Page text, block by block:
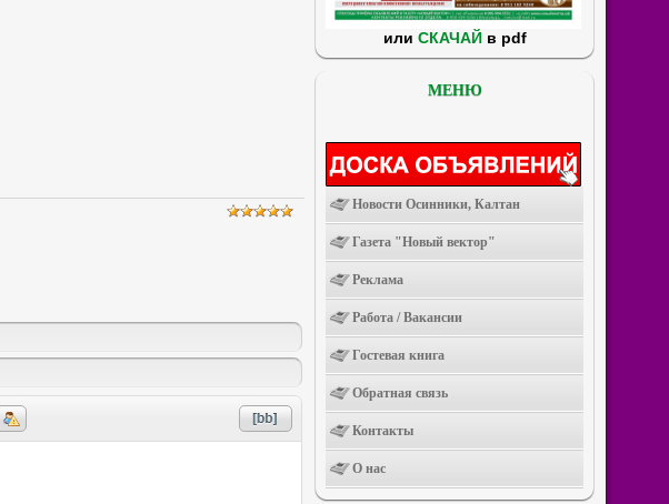
или СКАЧАЙв pdf
МЕНЮ
Новости Осинники, Калтан
Газета "Новый вектор"
Реклама
Работа / Вакансии
Гостевая книга
Обратная связь
Контакты
О нас